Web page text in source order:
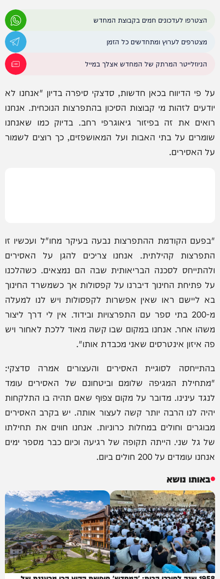
הצטרפו לעדכונים חמים בקבוצת המחדש
מצטרפים לערוץ ומתחדשים כל הזמן
הניוזלייטר המרתק של המחדש אצלך במייל
על פי הדיווח בכאן חדשות, סדצקי סיפרה בדיון "אנחנו לא
יודעים לזהות מי קבוצות הסיכון בהתפרצות הנוכחית. אנחנו
רואים את זה בפיזור גיאוגרפי רחב. בדיוק כמו שאנחנו
שומרים על בתי האבות ועל המאושפזים, כך רוצים לשמור
על האסירים.
"בפעם הקודמת ההתפרצות נבעה בעיקר מחו"ל ועכשיו זו
התפרצות קהילתית. אנחנו צריכים להגן על האסירים
ולהתייחס לסכנה הבריאותית שבה הם נמצאים. כשהלכנו
על פתיחת החינוך דיברנו על קפסולות אך כשמשרד החינוך
בא ליישם ראו שאין אפשרות לקפסולות ויש לנו למעלה
מ-200 בתי ספר עם התפרצויות ובידוד. אין לי דרך ליצור
משהו אחר. אנחנו במקום שבו קשה מאוד ללכת לאחור ויש
פה איזון אינטרסים שאני מכבדת אותו".
בהתייחסה לסוגיית האסירים והעצורים אמרה סדצקי:
"מתחילת המגיפה שלומם וביטחונם של האסירים עומד
לנגד עינינו. מדובר על מקום צפוף שאם תהיה בו התלקחות
יהיה לנו הרבה יותר קשה לעצור אותה. יש בקרב האסירים
מבוגרים וחולים במחלות כרוניות. אנחנו חווים את תחילתו
של גל שני. הייתה תקופה של רגיעה וכיום כבר מספר ימים
אנחנו עומדים על 200 חולים ביום.
באותו נושא